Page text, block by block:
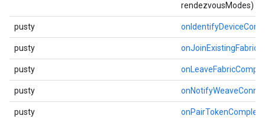
rendezvousModes)
pusty
pusty
pusty
pusty
pusty onPairTokenComplete